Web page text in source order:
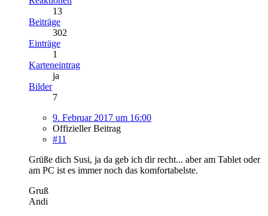
13
Beiträge
302
Einträge
1
Karteneintrag
ja
Bilder
7
9. Februar 2017 um 16:00
Offizieller Beitrag
#11
Grüße dich Susi, ja da geb ich dir recht... aber am Tablet oder
am PC ist es immer noch das komfortabelste.
Gruß
Andi